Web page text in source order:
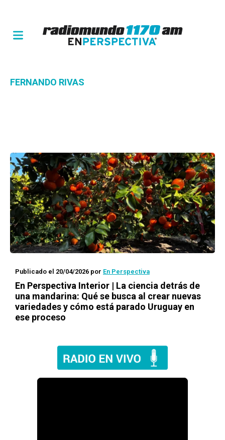
FERNANDO RIVAS
Publicado el 20/04/2026 por En Perspectiva
En Perspectiva Interior | La ciencia detrás de
una mandarina: Qué se busca al crear nuevas
variedades y cómo está parado Uruguay en
ese proceso